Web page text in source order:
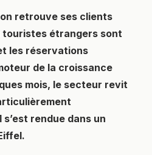
retrouve ses clients
touristes étrangers sont
les réservations
de la croissance
mois, le secteur revit
s’est rendue dans un